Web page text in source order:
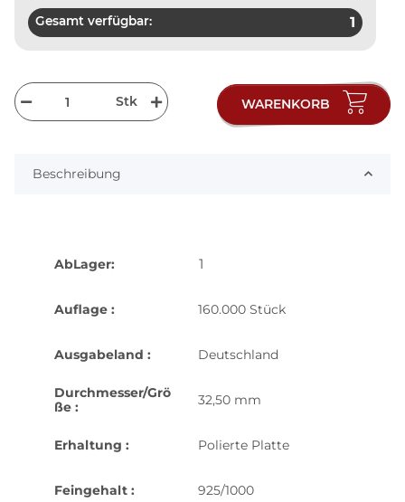
Gesamt verfügbar: 1
Stk WARENKORB
Beschreibung
AbLager: 1
Auflage : 160.000 Stück
Ausgabeland : Deutschland
Durchmesser/Grö
ße :
32,50 mm
Erhaltung : Polierte Platte
Feingehalt : 925/1000